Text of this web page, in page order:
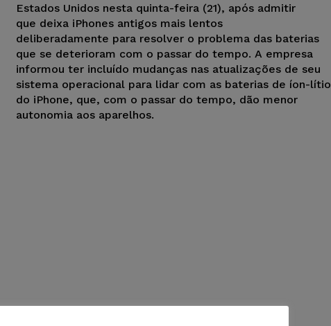
Estados Unidos nesta quinta-feira (21), após admitir
que deixa iPhones antigos mais lentos
deliberadamente para resolver o problema das baterias
que se deterioram com o passar do tempo. A empresa
informou ter incluído mudanças nas atualizações de seu
sistema operacional para lidar com as baterias de íon-lítio
do iPhone, que, com o passar do tempo, dão menor
autonomia aos aparelhos.